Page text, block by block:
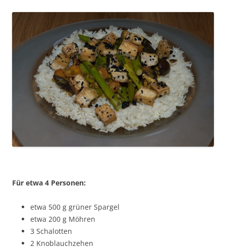
Für etwa 4 Personen:
etwa 500 g grüner Spargel
etwa 200 g Möhren
3 Schalotten
2 Knoblauchzehen